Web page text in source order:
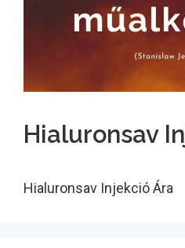
Hialuronsav
Hialuronsav Injekció Ára